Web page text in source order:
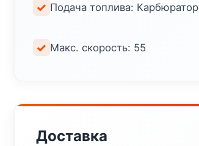
Подача топлива: Карбюратор
Макс. скорость: 55
Доставка